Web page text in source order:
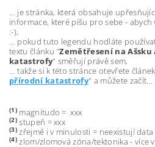
... je stránka, která obsahuje
informace, které píšu pro sebe -
:-),
... pokud tuto legendu hodláte
textu článku "Zemětřesení na
katastrofy" směřují právě sem,
... takže si k této stránce otevřete
přírodní katastrofy" a můžete začít...
(1) magnitudo = xxx
(2)stupeň = xxx
(3)zřejmě i v minulosti = neexistují data
(4)zlom/zlomová zóna/tektonika - více